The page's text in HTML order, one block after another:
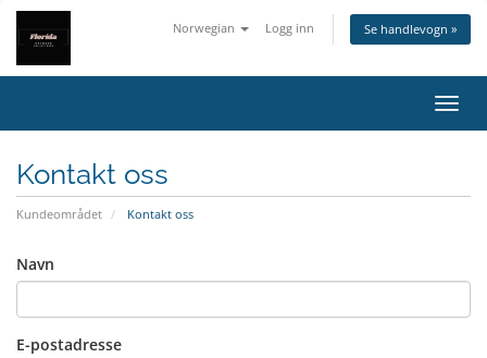
Norwegian Logg inn Se handlevogn »
Bytt
Kontakt oss
Kundeområdet Kontakt oss
Navn
E-postadresse